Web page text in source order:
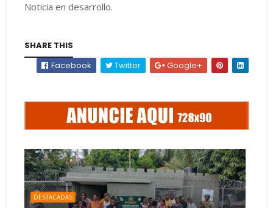
Noticia en desarrollo.
SHARE THIS
Facebook
Twitter Google+
DESTACADAS